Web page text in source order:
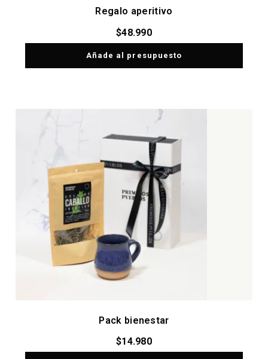
Regalo aperitivo
$48.990
Añade al presupuesto
Pack bienestar
$14.980